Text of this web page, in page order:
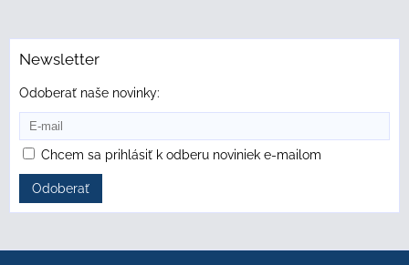
Newsletter
Odoberať naše novinky:
Chcem sa prihlásiť k odberu noviniek e-mailom
Odoberať